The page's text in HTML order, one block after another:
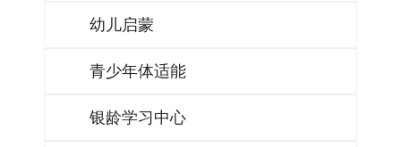
幼儿启蒙
青少年体适能
银龄学习中心